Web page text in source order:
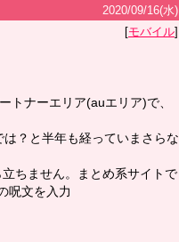
2020/09/16(水)
モバイル
トナーエリア(auエリア)で、
？と半年も経っていまさらな
ちません。まとめ系サイトで
呪文を入力